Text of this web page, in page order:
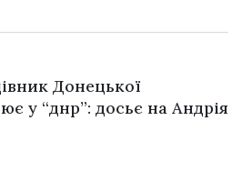
Донецької
у “днр”: досьє на Андрія